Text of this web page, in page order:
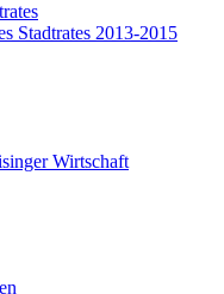
Stadtrates 2013-2015
Wirtschaft